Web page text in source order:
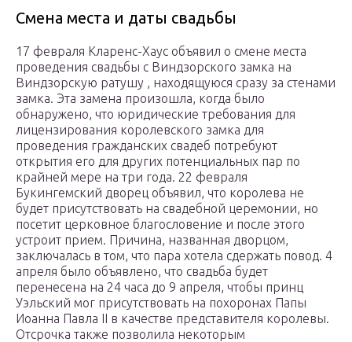
Смена места и даты свадьбы
17 февраля Кларенс-Хаус объявил о смене места
проведения свадьбы с Виндзорского замка на
Виндзорскую ратушу , находящуюся сразу за стенами
замка. Эта замена произошла, когда было
обнаружено, что юридические требования для
лицензирования королевского замка для
проведения гражданских свадеб потребуют
открытия его для других потенциальных пар по
крайней мере на три года. 22 февраля
Букингемский дворец объявил, что королева не
будет присутствовать на свадебной церемонии, но
посетит церковное благословение и после этого
устроит прием. Причина, названная дворцом,
заключалась в том, что пара хотела сдержать повод. 4
апреля было объявлено, что свадьба будет
перенесена на 24 часа до 9 апреля, чтобы принц
Уэльский мог присутствовать на похоронах Папы
Иоанна Павла II в качестве представителя королевы.
Отсрочка также позволила некоторым